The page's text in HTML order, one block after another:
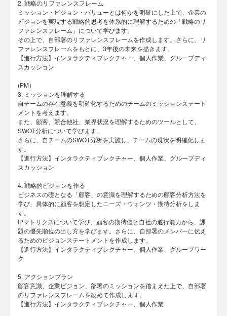
2. 戦略のリファレンスフレーム
ミッション・ビジョン・バリューとは何かを明確にした上で、企業の
ビジョンを実現する戦略的思考を体系的に理解するための「戦略のリ
ファレンスフレーム」について学びます。
その上で、自部署のリファレンスフレームを作成します。さらに、リ
ファレンスフレームをもとに、3年後の未来を描きます。
【進行方法】インタラクティブレクチャー、個人作業、グループディ
スカッション
(PM）
3. ミッションを理解する
自チームの存在意義を明確化するためのチームのミッションステート
メントを考えます。
また、顧客、競合他社、業界状況を理解するためのツールとして、
SWOT分析について学びます。
さらに、自チームのSWOT分析を実施し、チームの現状を明確化しま
す。
【進行方法】インタラクティブレクチャー、個人作業、グループディ
スカッション
4. 戦略的ビジョンを作る
ビジネスの礎となる「顧客」の意識を理解するための顧客分析方法を
学び、具体的に顧客を想定したニーズ・ウォンツ・期待分析をしま
す。
IPマトリクスについて学び、顧客の期待値と自社の遂行能力から、課
題の優先順位の出し方を学びます。さらに、自部署のメンバーに伝え
るためのビジョンステートメントを作成します。
【進行方法】インタラクティブレクチャー、個人作業、グループワー
ク
5. アクションプラン
顧客意識、企業ビジョン、部署のミッションを踏まえた上で、自部署
のリファレンスフレームを改めて作成します。
【進行方法】インタラクティブレクチャー、個人作業